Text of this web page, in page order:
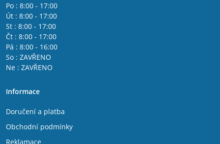
Po : 8:00 - 17:00
Út : 8:00 - 17:00
St : 8:00 - 17:00
Čt : 8:00 - 17:00
Pá : 8:00 - 16:00
So : ZAVŘENO
Ne : ZAVŘENO
Informace
Doručení a platba
Obchodní podmínky
Reklamace